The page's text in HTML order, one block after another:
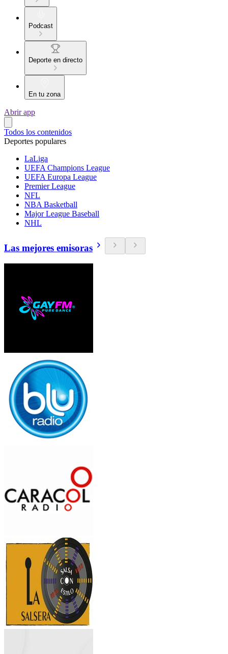
Podcast
Deporte en directo
En tu zona
Abrir app
Todos los contenidos
Deportes populares
LaLiga
UEFA Champions League
UEFA Europa League
Premier League
NFL
NBA Basketball
Major League Baseball
NHL
Las mejores emisoras